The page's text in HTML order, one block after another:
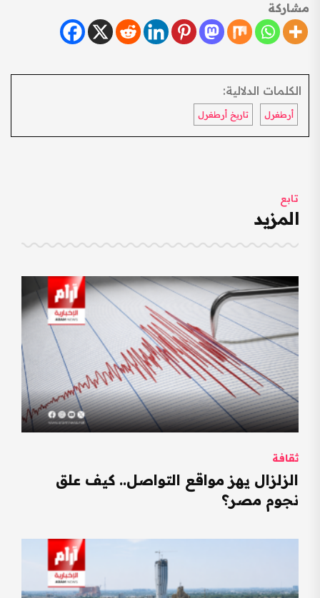
مشاركة
الكلمات الدلالية:
أرطغرل تاريخ أرطغرل
تابع
المزيد
ثقافة
الزلزال يهز مواقع التواصل.. كيف علق
نجوم مصر؟